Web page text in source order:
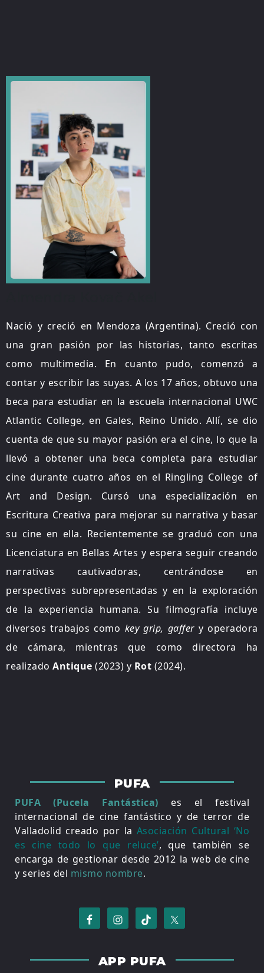
Nació y creció en Mendoza (Argentina). Creció con
una gran pasión por las historias, tanto escritas
como multimedia. En cuanto pudo, comenzó a
contar y escribir las suyas. A los 17 años, obtuvo una
beca para estudiar en la escuela internacional UWC
Atlantic College, en Gales, Reino Unido. Allí, se dio
cuenta de que su mayor pasión era el cine, lo que la
llevó a obtener una beca completa para estudiar
cine durante cuatro años en el Ringling College of
Art and Design. Cursó una especialización en
Escritura Creativa para mejorar su narrativa y basar
su cine en ella. Recientemente se graduó con una
Licenciatura en Bellas Artes y espera seguir creando
narrativas cautivadoras, centrándose en
perspectivas subrepresentadas y en la exploración
de la experiencia humana. Su filmografía incluye
diversos trabajos como key grip, gaffery operadora
de cámara, mientras que como directora ha
realizadoAntique (2023) y Rot (2024).
PUFA
PUFA (Pucela Fantástica) es el festival
internacional de cine fantástico y de terror de
Valladolid creado por la Asociación Cultural ‘No
es cine todo lo que reluce’, que también se
encarga de gestionar desde 2012 la web de cine
y series del mismo nombre.
APP PUFA